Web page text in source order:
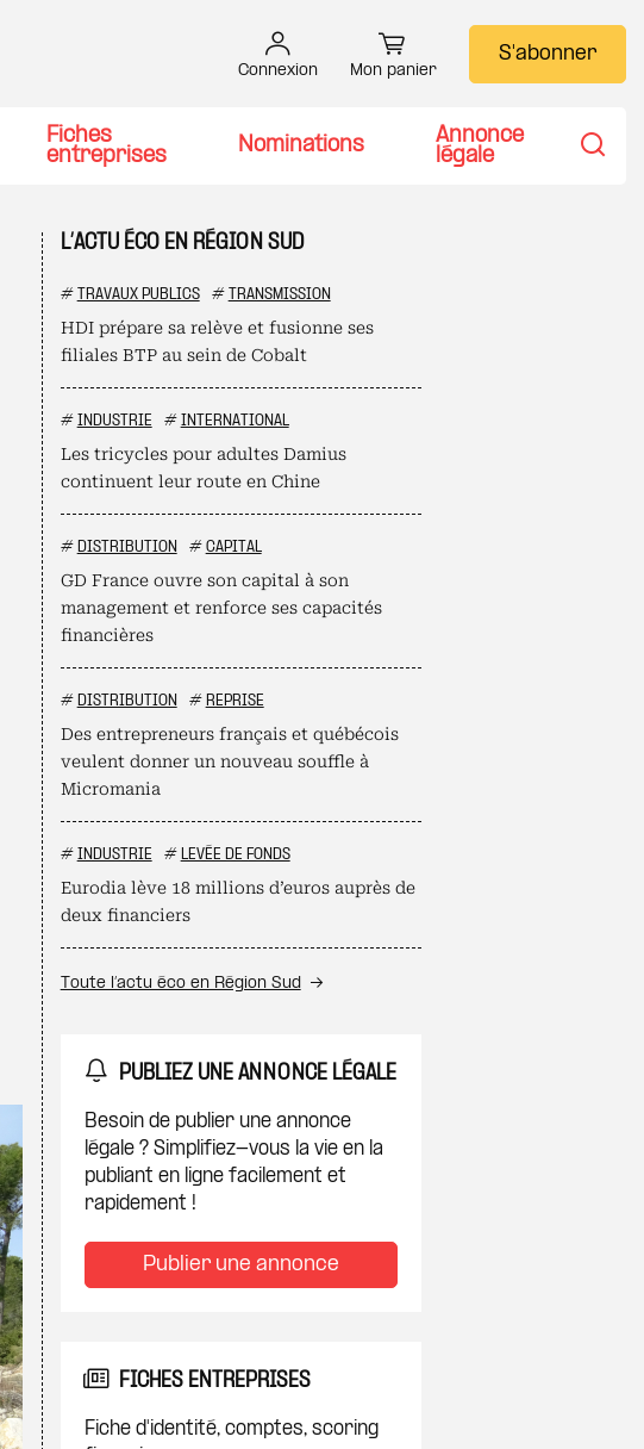
Connexion Mon panier
S'abonner
Fiches
entreprises
Nominations
Annonce
légale
L’ACTU ÉCO EN RÉGION SUD
# TRAVAUX PUBLICS # TRANSMISSION
HDI prépare sa relève et fusionne ses
filiales BTP au sein de Cobalt
# INDUSTRIE # INTERNATIONAL
Les tricycles pour adultes Damius
continuent leur route en Chine
# DISTRIBUTION # CAPITAL
GD France ouvre son capital à son
management et renforce ses capacités
financières
# DISTRIBUTION # REPRISE
Des entrepreneurs français et québécois
veulent donner un nouveau souffle à
Micromania
# INDUSTRIE # LEVÉE DE FONDS
Eurodia lève 18 millions d’euros auprès de
deux financiers
Toute l’actu éco en Région Sud
PUBLIEZ UNE ANNONCE LÉGALE
Besoin de publier une annonce
légale ? Simplifiez-vous la vie en la
publiant en ligne facilement et
rapidement !
Publier une annonce
FICHES ENTREPRISES
Fiche d'identité, comptes, scoring